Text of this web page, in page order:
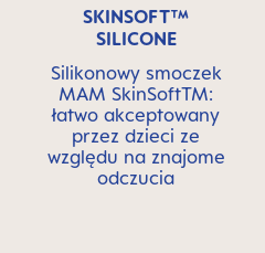
SKINSOFT™
SILICONE
Silikonowy smoczek
MAM SkinSoftTM:
łatwo akceptowany
przez dzieci ze
względu na znajome
odczucia